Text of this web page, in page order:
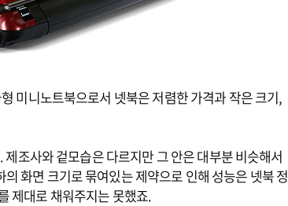
미니노트북으로서 넷북은 저렴한 가격과 작은 크기,
조사와 겉모습은 다르지만 그 안은 대부분 비슷해서
화면 크기로 묶여있는 제약으로 인해 성능은 넷북 정
제대로 채워주지는 못했죠.